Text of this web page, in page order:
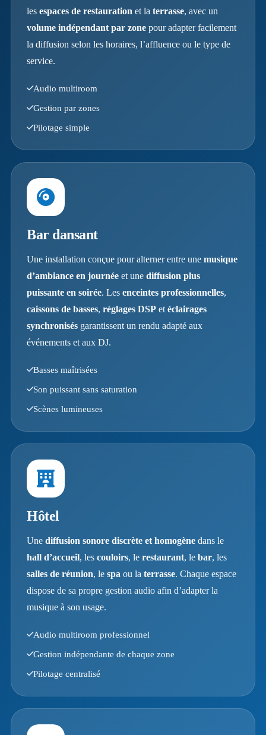
les espaces de restauration et la terrasse, avec un
volume indépendant par zone pour adapter facilement
la diffusion selon les horaires, l’affluence ou le type de
service.
Audio multiroom
Gestion par zones
Pilotage simple
Bar dansant
Une installation conçue pour alterner entre une musique
d’ambiance en journée et une diffusion plus
puissante en soirée. Les enceintes professionnelles,
caissons de basses, réglages DSP et éclairages
synchronisés garantissent un rendu adapté aux
événements et aux DJ.
Basses maîtrisées
Son puissant sans saturation
Scènes lumineuses
Hôtel
Une diffusion sonore discrète et homogène dans le
hall d’accueil, les couloirs, le restaurant, le bar, les
salles de réunion, le spa ou la terrasse. Chaque espace
dispose de sa propre gestion audio afin d’adapter la
musique à son usage.
Audio multiroom professionnel
Gestion indépendante de chaque zone
Pilotage centralisé